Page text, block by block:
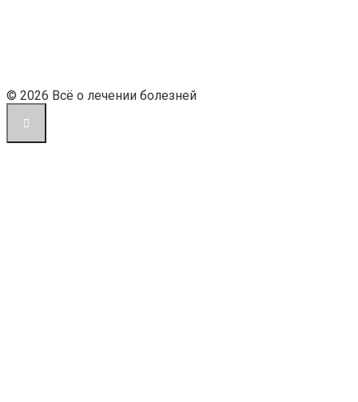
© 2026 Всё о лечении болезней